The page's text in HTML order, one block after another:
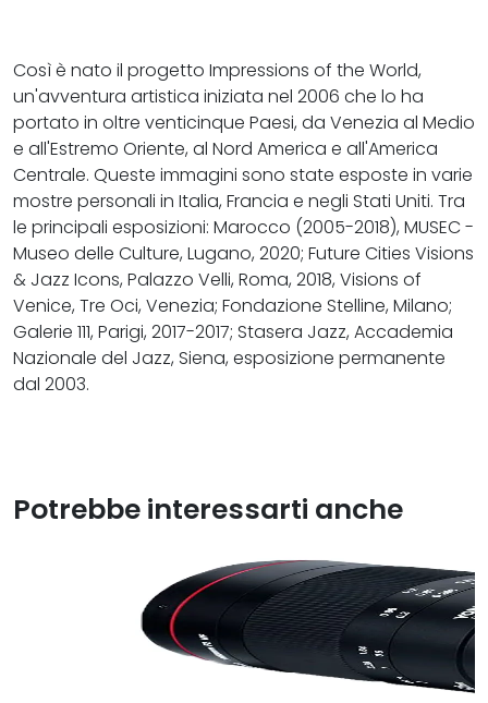
Così è nato il progetto Impressions of the World,
un'avventura artistica iniziata nel 2006 che lo ha
portato in oltre venticinque Paesi, da Venezia al Medio
e all'Estremo Oriente, al Nord America e all'America
Centrale. Queste immagini sono state esposte in varie
mostre personali in Italia, Francia e negli Stati Uniti. Tra
le principali esposizioni: Marocco (2005-2018), MUSEC -
Museo delle Culture, Lugano, 2020; Future Cities Visions
& Jazz Icons, Palazzo Velli, Roma, 2018, Visions of
Venice, Tre Oci, Venezia; Fondazione Stelline, Milano;
Galerie 111, Parigi, 2017-2017; Stasera Jazz, Accademia
Nazionale del Jazz, Siena, esposizione permanente
dal 2003.
Potrebbe interessarti anche